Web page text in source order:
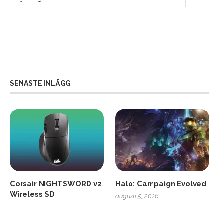
SENASTE INLÄGG
Corsair NIGHTSWORD v2
Wireless SD
Halo: Campaign Evolved
augusti 5, 2026